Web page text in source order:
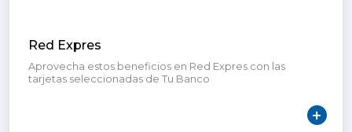
Red Expres
Aprovecha estos beneficios en Red Expres con las
tarjetas seleccionadas de Tu Banco